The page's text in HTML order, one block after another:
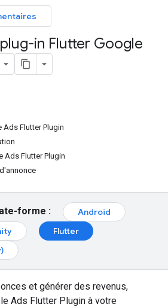
in Flutter Google
Flutter Plugin
Ads Flutter Plugin
forme :
Android
Flutter
et générer des revenus,
Ads Flutter Plugin à votre